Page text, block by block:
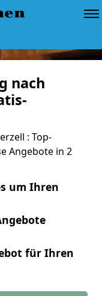
nach
: Top-
Angebote in 2
um Ihren
für Ihren